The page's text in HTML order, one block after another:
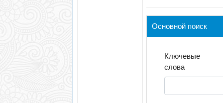
Основной поиск
Ключевые
слова